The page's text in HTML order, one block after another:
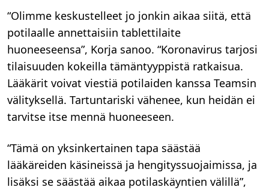
“Olimme keskustelleet jo jonkin aikaa siitä, että
potilaalle annettaisiin tablettilaite
huoneeseensa”, Korja sanoo. “Koronavirus tarjosi
tilaisuuden kokeilla tämäntyyppistä ratkaisua.
Lääkärit voivat viestiä potilaiden kanssa Teamsin
välityksellä. Tartuntariski vähenee, kun heidän ei
tarvitse itse mennä huoneeseen.
“Tämä on yksinkertainen tapa säästää
lääkäreiden käsineissä ja hengityssuojaimissa, ja
lisäksi se säästää aikaa potilaskäyntien välillä”,